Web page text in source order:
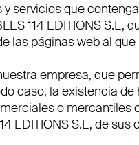
servicios que
114 EDITIONS S.L,
las páginas web al
empresa, que
caso, la existencia
o mercantiles
EDITIONS S.L, de sus